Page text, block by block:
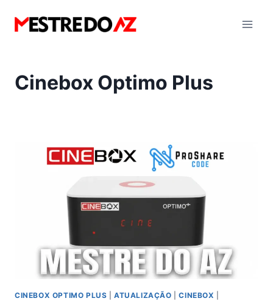
para
Cinebox Optimo Plus
CINEBOX OPTIMO PLUS |ATUALIZAÇÃO |CINEBOX